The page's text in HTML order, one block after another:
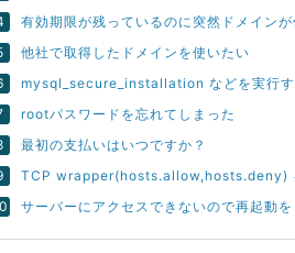
有効期限が残っているのに突然ドメイン
他社で取得したドメインを使いたい
mysql_secure_installation などを実行
rootパスワードを忘れてしまった
最初の支払いはいつですか？
TCP wrapper(hosts.allow,hosts.deny)
サーバーにアクセスできないので再起動